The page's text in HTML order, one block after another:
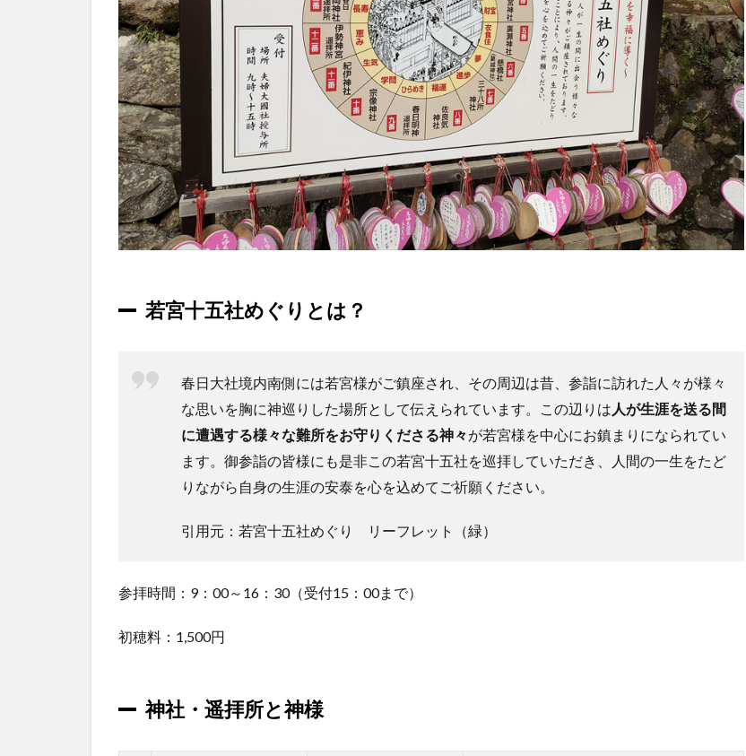
は？
1.2
神
社・
遥拝
所と
神様
1.3
若宮
十五
社め
ぐり
1.4
2
感
2.1
社で
受
若宮十五社めぐりとは？
春日大社境内南側には若宮様がご鎮座され、その周辺は昔、参詣に訪れた人々が様々
な思いを胸に神巡りした場所として伝えられています。この辺りは 人が生涯を送る間
に遭遇する様々な難所をお守りくださる神々が若宮様を中心にお鎮まりになられてい
ます。御参詣の皆様にも是非この若宮十五社を巡拝していただき、人間の一生をたど
りながら自身の生涯の安泰を心を込めてご祈願ください。
引用元：若宮十五社めぐり リーフレット（緑）
参拝時間：9：00～16：30（受付15：00まで）
初穂料：1,500円
神社・遥拝所と神様